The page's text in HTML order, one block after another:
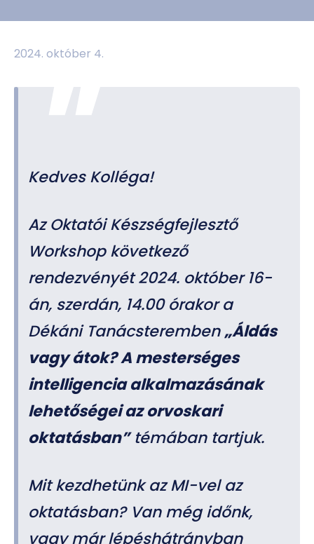
2024. október 4.
Kedves Kolléga!
Az Oktatói Készségfejlesztő
Workshop következő
rendezvényét 2024. október 16-
án, szerdán, 14.00 órakor a
Dékáni Tanácsteremben„Áldás
vagy átok? A mesterséges
intelligencia alkalmazásának
lehetőségei az orvoskari
oktatásban”témában tartjuk.
Mit kezdhetünk az MI-vel az
oktatásban? Van még időnk,
vagy már lépéshátrányban